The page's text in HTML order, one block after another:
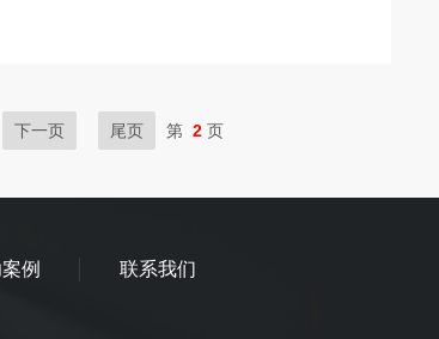
下一页 尾页 第 2页
例 联系我们